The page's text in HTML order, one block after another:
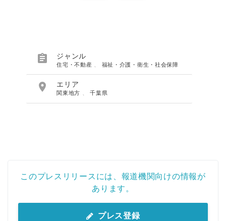
 ジャンル
住宅・不動産 福祉・介護・衛生・社会保障
 エリア
関東地方 、千葉県
このプレスリリースには、報道機関向けの情報が
あります。
プレス登録